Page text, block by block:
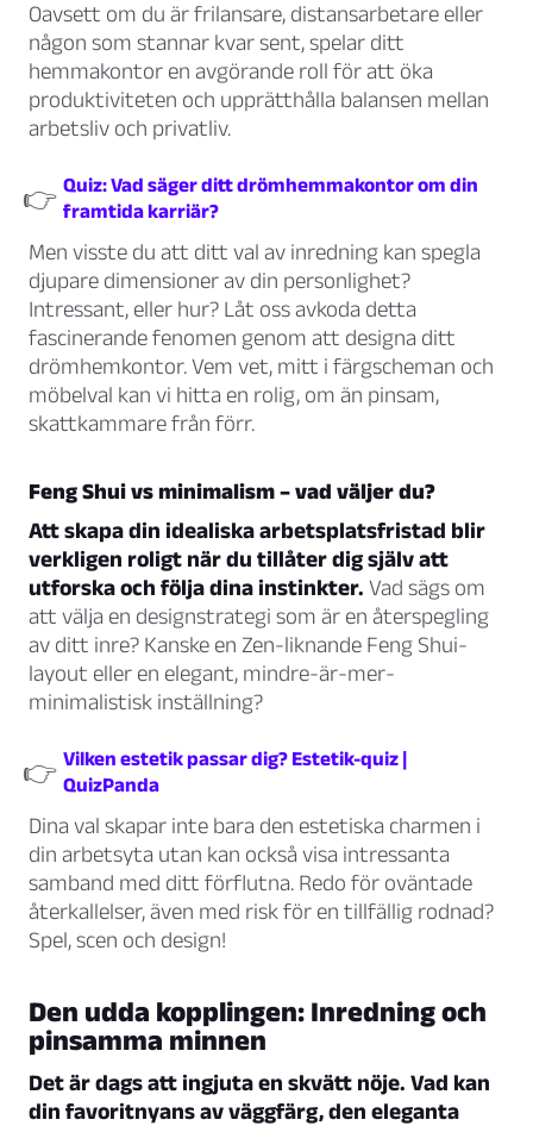
Oavsett om du är frilansare, distansarbetare eller
någon som stannar kvar sent, spelar ditt
hemmakontor en avgörande roll för att öka
produktiviteten och upprätthålla balansen mellan
arbetsliv och privatliv.
👉 Quiz: Vad säger ditt drömhemmakontor om din
framtida karriär?
Men visste du att ditt val av inredning kan spegla
djupare dimensioner av din personlighet?
Intressant, eller hur? Låt oss avkoda detta
fascinerande fenomen genom att designa ditt
drömhemkontor. Vem vet, mitt i färgscheman och
möbelval kan vi hitta en rolig, om än pinsam,
skattkammare från förr.
Feng Shui vs minimalism – vad väljer du?
Att skapa din idealiska arbetsplatsfristad blir
verkligen roligt när du tillåter dig själv att
utforska och följa dina instinkter. Vad sägs om
att välja en designstrategi som är en återspegling
av ditt inre? Kanske en Zen-liknande Feng Shui-
layout eller en elegant, mindre-är-mer-
minimalistisk inställning?
👉 Vilken estetik passar dig? Estetik-quiz |
QuizPanda
Dina val skapar inte bara den estetiska charmen i
din arbetsyta utan kan också visa intressanta
samband med ditt förflutna. Redo för oväntade
återkallelser, även med risk för en tillfällig rodnad?
Spel, scen och design!
Den udda kopplingen: Inredning och
pinsamma minnen
Det är dags att ingjuta en skvätt nöje. Vad kan
din favoritnyans av väggfärg, den eleganta